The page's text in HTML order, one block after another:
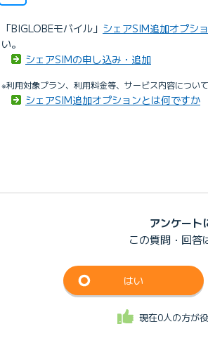
「BIGLOBEモバイル」 シェアSIM追加オプシ
い。
シェアSIMの申し込み・追加
※利用対象プラン、利用料金等、サービス内容につい
シェアSIM追加オプションとは何ですか
アンケート
この質問・回答
はい
現在0人の方が